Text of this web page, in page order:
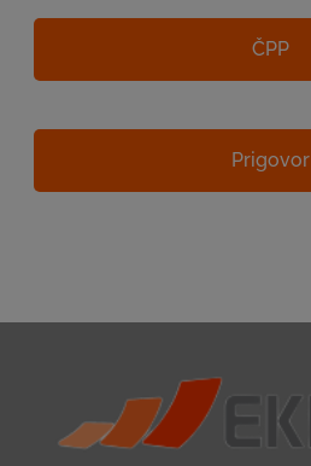
ČPP
Prigovor